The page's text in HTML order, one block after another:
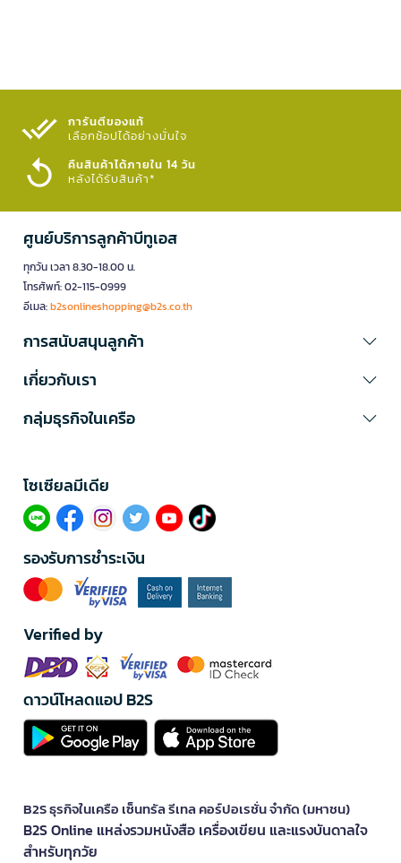
การันตีของแท้
เลือกช้อปได้อย่างมั่นใจ​
คืนสินค้าได้ภายใน 14 วัน
หลังได้รับสินค้า*
ศูนย์บริการลูกค้าบีทูเอส
ทุกวัน เวลา 8.30-18.00 น.
โทรศัพท์: 02-115-0999
อีเมล:b2sonlineshopping@b2s.co.th
การสนับสนุนลูกค้า
เกี่ยวกับเรา
กลุ่มธุรกิจในเครือ
โซเซียลมีเดีย​
รองรับการชำระเงิน
Verified by
ดาวน์โหลดแอป B2S
B2S ธุรกิจในเครือ เซ็นทรัล รีเทล คอร์ปอเรชั่น จำกัด (มหาชน)
B2S Online แหล่งรวมหนังสือ เครื่องเขียน และแรงบันดาลใจ
สำหรับทุกวัย